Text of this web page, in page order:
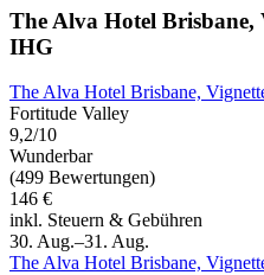
The Alva Hotel Brisbane,
IHG
The Alva Hotel Brisbane,
Fortitude Valley
9,2/10
Wunderbar
(499 Bewertungen)
146 €
inkl. Steuern & Gebühren
30. Aug.–31. Aug.
The Alva Hotel Brisbane,